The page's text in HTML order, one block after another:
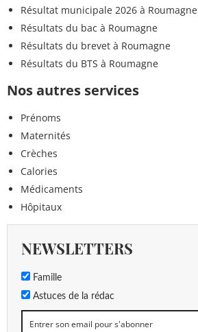
Résultat municipale 2026 à Roumagne
Résultats du bac à Roumagne
Résultats du brevet à Roumagne
Résultats du BTS à Roumagne
Nos autres services
Prénoms
Maternités
Crèches
Calories
Médicaments
Hôpitaux
NEWSLETTERS
Famille
Astuces de la rédac